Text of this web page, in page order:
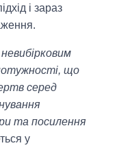
і зараз
що
серед
та посилення
у